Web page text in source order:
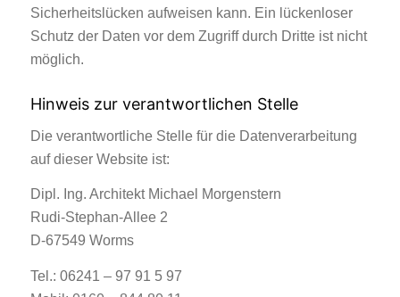
Sicherheitslücken aufweisen kann. Ein lückenloser
Schutz der Daten vor dem Zugriff durch Dritte ist nicht
möglich.
Hinweis zur verantwortlichen Stelle
Die verantwortliche Stelle für die Datenverarbeitung
auf dieser Website ist:
Dipl. Ing. Architekt Michael Morgenstern
Rudi-Stephan-Allee 2
D-67549 Worms
Tel.: 06241 – 97 91 5 97